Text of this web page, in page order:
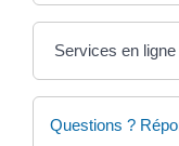
Services en
Questions ?